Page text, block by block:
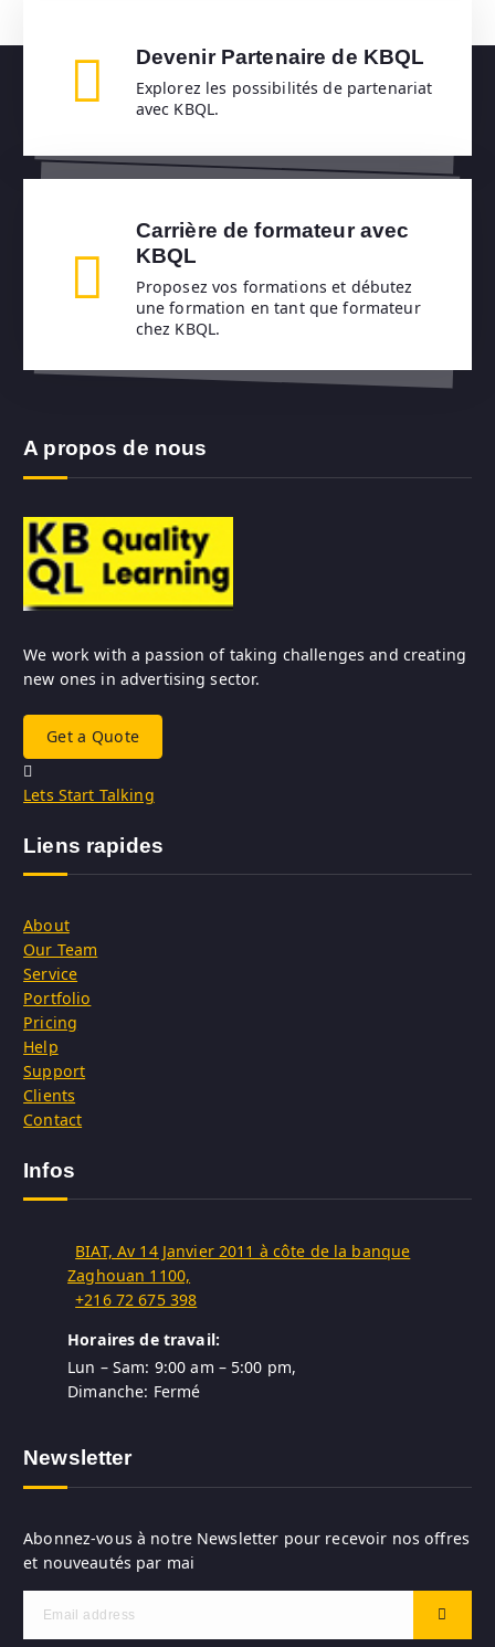
Devenir Partenaire de KBQL
Explorez les possibilités de partenariat
avec KBQL.
Carrière de formateur avec
KBQL
Proposez vos formations et débutez
une formation en tant que formateur
chez KBQL.
A propos de nous
We work with a passion of taking challenges and creating
new ones in advertising sector.
Get a Quote
Lets Start Talking
Liens rapides
About
Our Team
Service
Portfolio
Pricing
Help
Support
Clients
Contact
Infos
BIAT, Av 14 Janvier 2011 à côte de la banque
Zaghouan 1100,
+216 72 675 398
Horaires de travail:
Lun – Sam: 9:00 am – 5:00 pm,
Dimanche: Fermé
Newsletter
Abonnez-vous à notre Newsletter pour recevoir nos offres
et nouveautés par mai